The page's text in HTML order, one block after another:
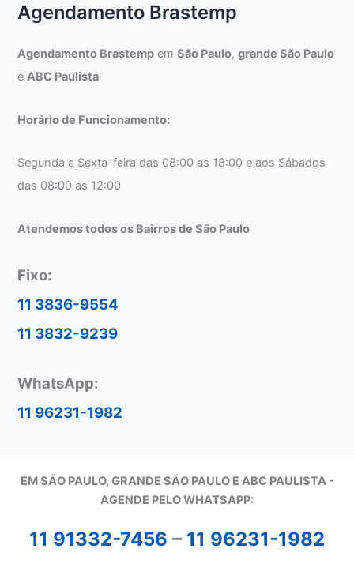
Agendamento Brastemp
Agendamento Brastemp emSão Paulo,grande São Paulo
eABC Paulista
Horário de Funcionamento:
Segunda a Sexta-feira das 08:00 as 18:00 e aos Sábados
das 08:00 as 12:00
Atendemos todos os Bairros de São Paulo
Fixo:
11 3836-9554
11 3832-9239
WhatsApp:
11 96231-1982
EM SÃO PAULO, GRANDE SÃO PAULO E ABC PAULISTA -
AGENDE PELO WHATSAPP:
11 91332-7456 – 11 96231-1982